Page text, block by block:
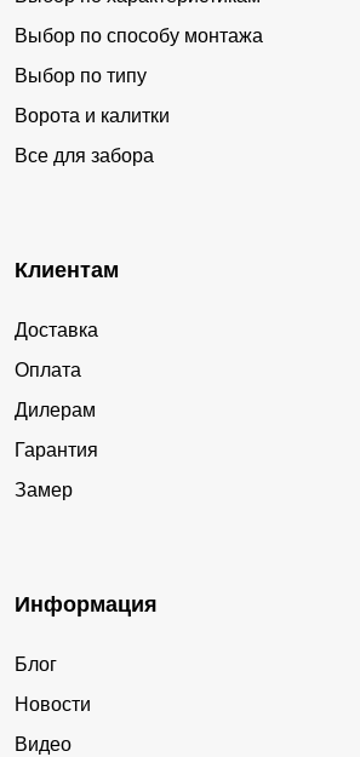
Выбор по способу монтажа
Выбор по типу
Ворота и калитки
Все для забора
Клиентам
Доставка
Оплата
Дилерам
Гарантия
Замер
Информация
Блог
Новости
Видео